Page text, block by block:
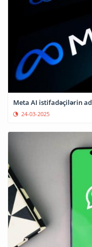
Meta AI istifadəçilərin
24-03-2025